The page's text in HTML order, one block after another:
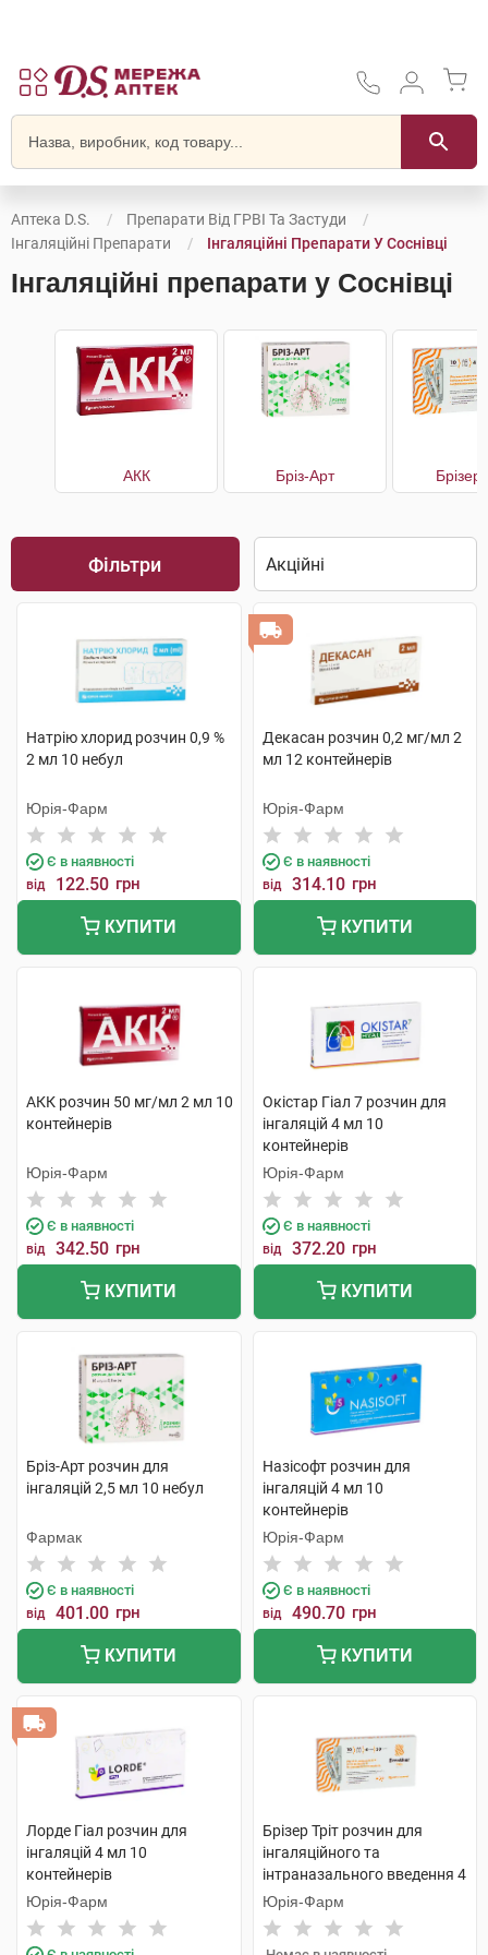
Аптека D.S.
Препарати Від ГРВІ Та Застуди
Інгаляційні Препарати
Інгаляційні Препарати У Соснівці
Інгаляційні препарати у Соснівці
АКК Бріз-Арт Брізер
Фільтри
Натрію хлорид розчин 0,9 %
2 мл 10 небул
Юрія-Фарм
Є в наявності
від 122.50 грн
КУПИТИ
Декасан розчин 0,2 мг/мл 2
мл 12 контейнерів
Юрія-Фарм
Є в наявності
від 314.10 грн
КУПИТИ
АКК розчин 50 мг/мл 2 мл 10
контейнерів
Юрія-Фарм
Є в наявності
від 342.50 грн
КУПИТИ
Окістар Гіал 7 розчин для
інгаляцій 4 мл 10
контейнерів
Юрія-Фарм
Є в наявності
від 372.20 грн
КУПИТИ
Бріз-Арт розчин для
інгаляцій 2,5 мл 10 небул
Фармак
Є в наявності
від 401.00 грн
КУПИТИ
Назісофт розчин для
інгаляцій 4 мл 10
контейнерів
Юрія-Фарм
Є в наявності
від 490.70 грн
КУПИТИ
Лорде Гіал розчин для
інгаляцій 4 мл 10
контейнерів
Юрія-Фарм
Брізер Тріт розчин для
інгаляційного та
інтраназального введення 4
мл 10 контейнерів
Юрія-Фарм